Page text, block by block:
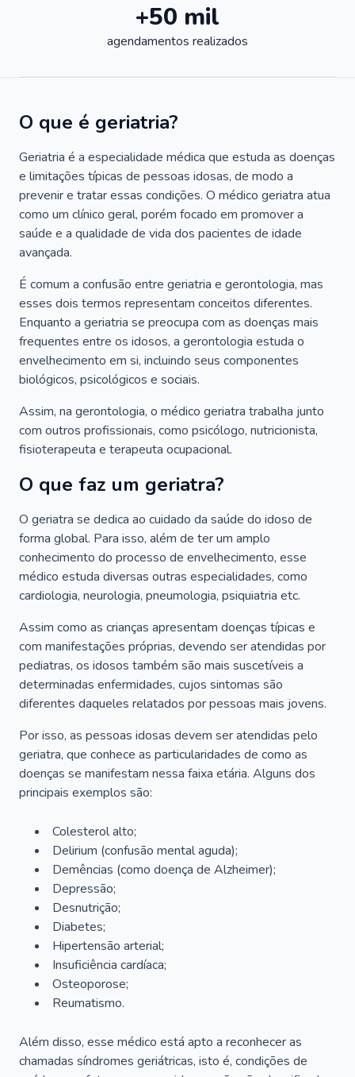
+50 mil
agendamentos realizados
O que é geriatria?
Geriatria é a especialidade médica que estuda as doenças
e limitações típicas de pessoas idosas, de modo a
prevenir e tratar essas condições. O médico geriatra atua
como um clínico geral, porém focado em promover a
saúde e a qualidade de vida dos pacientes de idade
avançada.
É comum a confusão entre geriatria e gerontologia, mas
esses dois termos representam conceitos diferentes.
Enquanto a geriatria se preocupa com as doenças mais
frequentes entre os idosos, a gerontologia estuda o
envelhecimento em si, incluindo seus componentes
biológicos, psicológicos e sociais.
Assim, na gerontologia, o médico geriatra trabalha junto
com outros profissionais, como psicólogo, nutricionista,
fisioterapeuta e terapeuta ocupacional.
O que faz um geriatra?
O geriatra se dedica ao cuidado da saúde do idoso de
forma global. Para isso, além de ter um amplo
conhecimento do processo de envelhecimento, esse
médico estuda diversas outras especialidades, como
cardiologia, neurologia, pneumologia, psiquiatria etc.
Assim como as crianças apresentam doenças típicas e
com manifestações próprias, devendo ser atendidas por
pediatras, os idosos também são mais suscetíveis a
determinadas enfermidades, cujos sintomas são
diferentes daqueles relatados por pessoas mais jovens.
Por isso, as pessoas idosas devem ser atendidas pelo
geriatra, que conhece as particularidades de como as
doenças se manifestam nessa faixa etária. Alguns dos
principais exemplos são:
Colesterol alto;
Delirium (confusão mental aguda);
Demências (como doença de Alzheimer);
Depressão;
Desnutrição;
Diabetes;
Hipertensão arterial;
Insuficiência cardíaca;
Osteoporose;
Reumatismo.
Além disso, esse médico está apto a reconhecer as
chamadas síndromes geriátricas, isto é, condições de